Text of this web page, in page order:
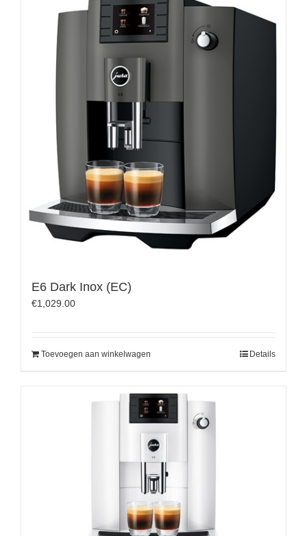
E6 Dark Inox (EC)
€1,029.00
Toevoegen aan winkelwagen Details